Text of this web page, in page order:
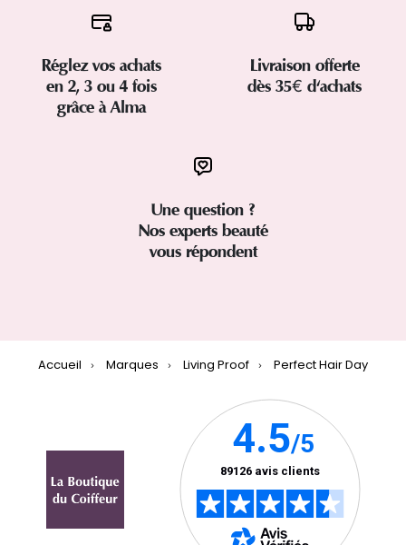
Réglez vos achats
en 2, 3 ou 4 fois
grâce à Alma
Livraison offerte
dès 35€ d'achats
Une question ?
Nos experts beauté
vous répondent
Accueil Marques Living Proof Perfect Hair Day